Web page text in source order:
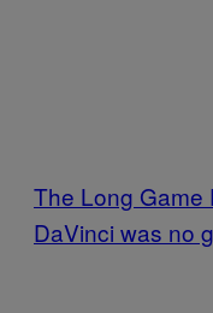
The Long Game
DaVinci was no